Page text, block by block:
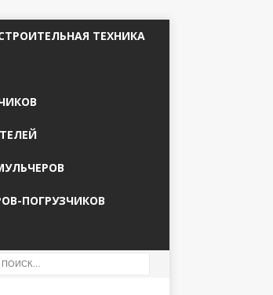
ТЕХНИКА
ПОГРУЗЧИКОВ